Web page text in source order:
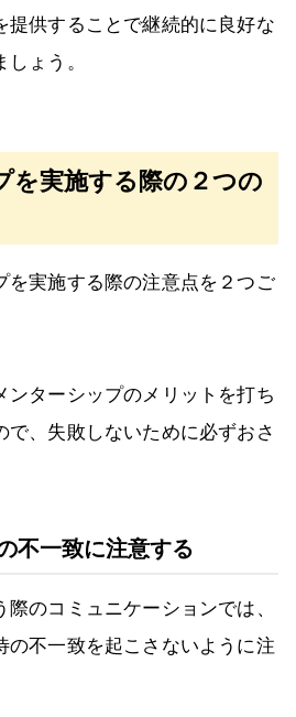
提供することで継続的に良好な
ょう。
を実施する際の２つの
を実施する際の注意点を２つご
ンターシップのメリットを打ち
で、失敗しないために必ずおさ
不一致に注意する
のコミュニケーションでは、
の不一致を起こさないように注